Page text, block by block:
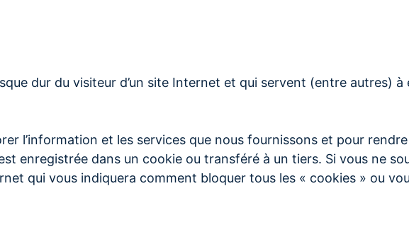
dur du visiteur d’un site Internet et qui servent (entre autres)
l’information et les services que nous fournissons et pour
enregistrée dans un cookie ou transféré à un tiers. Si vous ne
qui vous indiquera comment bloquer tous les « cookies » ou